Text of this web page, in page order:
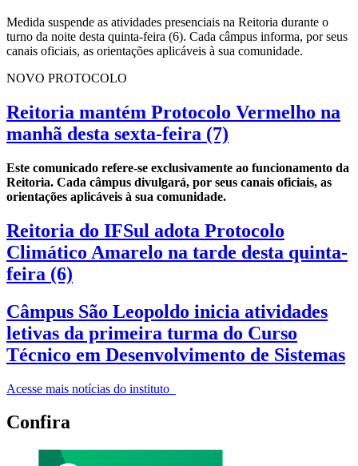
Medida suspende as atividades presenciais na Reitoria durante o
turno da noite desta quinta-feira (6). Cada câmpus informa, por seus
canais oficiais, as orientações aplicáveis à sua comunidade.
NOVO PROTOCOLO
Reitoria mantém Protocolo Vermelho na
manhã desta sexta-feira (7)
Este comunicado refere-se exclusivamente ao funcionamento da
Reitoria. Cada câmpus divulgará, por seus canais oficiais, as
orientações aplicáveis à sua comunidade.
Reitoria do IFSul adota Protocolo
Climático Amarelo na tarde desta quinta-
feira (6)
Câmpus São Leopoldo inicia atividades
letivas da primeira turma do Curso
Técnico em Desenvolvimento de Sistemas
Acesse mais notícias do instituto
Confira